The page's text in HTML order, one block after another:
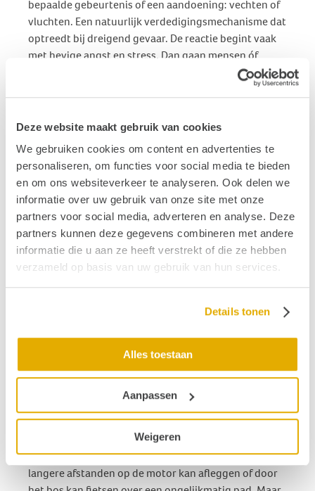
Deze website maakt gebruik van cookies
We gebruiken cookies om content en advertenties te
personaliseren, om functies voor social media te bieden
en om ons websiteverkeer te analyseren. Ook delen we
informatie over uw gebruik van onze site met onze
partners voor social media, adverteren en analyse. Deze
partners kunnen deze gegevens combineren met andere
informatie die u aan ze heeft verstrekt of die ze hebben
verzameld op basis van uw gebruik van hun services.
Details tonen
Alles toestaan
Aanpassen
Weigeren
bepaalde gebeurtenis of een aandoening: vechten of
vluchten. Een natuurlijk verdedigingsmechanisme dat
optreedt bij dreigend gevaar. De reactie begint vaak
met hevige angst en stress. Dan gaan mensen óf
vechten, willen zich niet laten kennen. Te vergelijken
met spartelen in drijfzand. Niet functioneel. Je gaat je
komen er niet meer vanaf in een poging alle ‘triggers’
negatieve spiraal.”
Van anders doen naar anders denken
“Tijdens de therapie motiveren we mensen die
vluchten om tóch activiteiten te ondernemen en de
vechters om wat meer te ontspannen.Als het iemand
met behulp
van
therapie
kracht te
op een
manier om te gaan met de situatie, dan kan de
ervaren last van de klachten afnemen. Er zijn
succesverhalen die ook mijn verwachtingen
overtroffen en me bijblijven. Zoals iemand die weer
langere afstanden op de motor kan afleggen of door